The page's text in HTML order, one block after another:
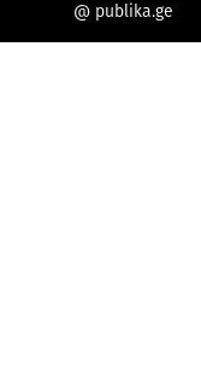
@ publika.ge